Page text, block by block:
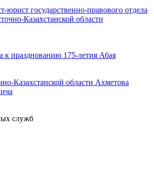
юрист государственно-правового отдела
Казахстанской области
к празднованию 175-летия Абая
Казахстанской области Ахметова
служб